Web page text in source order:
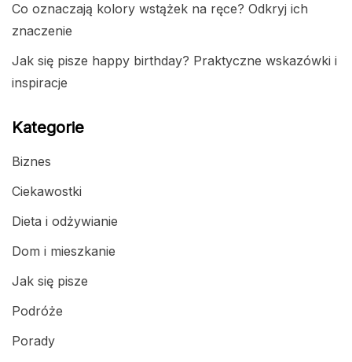
Co oznaczają kolory wstążek na ręce? Odkryj ich
znaczenie
Jak się pisze happy birthday? Praktyczne wskazówki i
inspiracje
Kategorie
Biznes
Ciekawostki
Dieta i odżywianie
Dom i mieszkanie
Jak się pisze
Podróże
Porady